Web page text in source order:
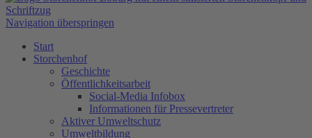
Navigation überspringen
Start
Storchenhof
Geschichte
Öffentlichkeitsarbeit
Social-Media Infobox
Informationen für Pressevertreter
Aktiver Umweltschutz
Umweltbildung